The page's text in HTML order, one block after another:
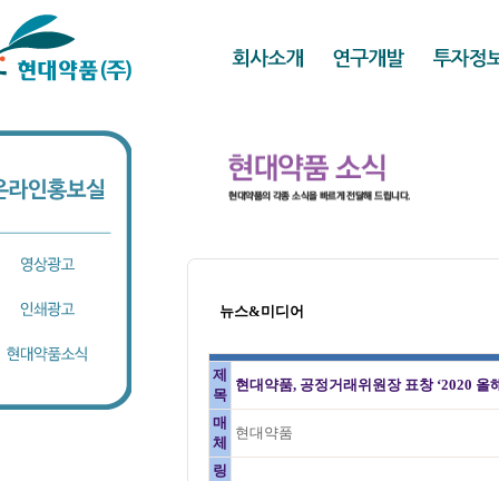
뉴스&미디어
제
목
현대약품, 공정거래위원장 표창 ‘2020 올
매
체
현대약품
링